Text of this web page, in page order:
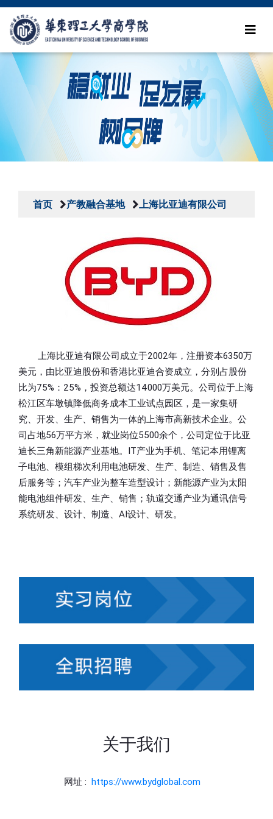
首页 产教融合基地 上海比亚迪有限公司
上海比亚迪有限公司成立于2002年，注册资本6350万
美元，由比亚迪股份和香港比亚迪合资成立，分别占股份
比为75%：25%，投资总额达14000万美元。公司位于上海
松江区车墩镇降低商务成本工业试点园区，是一家集研
究、开发、生产、销售为一体的上海市高新技术企业。公
司占地56万平方米，就业岗位5500余个，公司定位于比亚
迪长三角新能源产业基地。IT产业为手机、笔记本用锂离
子电池、模组梯次利用电池研发、生产、制造、销售及售
后服务等；汽车产业为整车造型设计；新能源产业为太阳
能电池组件研发、生产、销售；轨道交通产业为通讯信号
系统研发、设计、制造、AI设计、研发。
关于我们
网址 : https://www.bydglobal.com